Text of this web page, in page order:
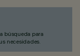
búsqueda para
necesidades.